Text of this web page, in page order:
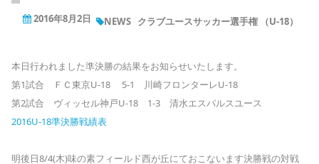
2016年8月2日 NEWS クラブユースサッカー選手権 （U-18）
本日行われました準決勝の結果をお知らせいたします。
第1試合 ＦＣ東京U-18 5-1 川崎フロンターレU-18
第2試合 ヴィッセル神戸U-18 1-3 清水エスパルスユース
2016U-18準決勝戦績表
明後日8/4(木)味の素フィールド西が丘にておこないます決勝戦の対戦